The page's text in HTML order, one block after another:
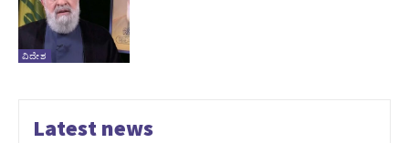
ವಿದೇಶ
Latest news